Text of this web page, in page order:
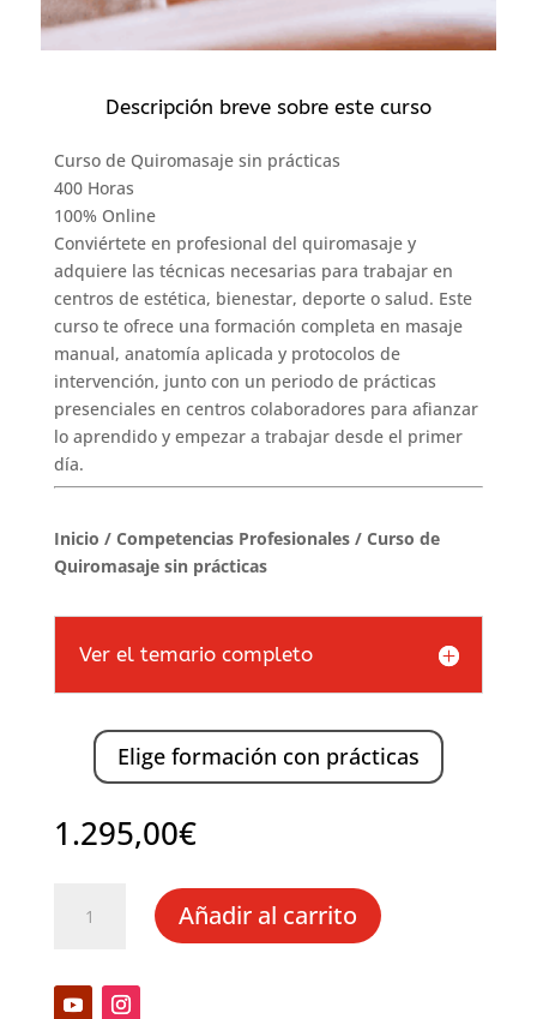
Descripción breve sobre este curso
Curso de Quiromasaje sin prácticas
400 Horas
100% Online
Conviértete en profesional del quiromasaje y
adquiere las técnicas necesarias para trabajar en
centros de estética, bienestar, deporte o salud. Este
curso te ofrece una formación completa en masaje
manual, anatomía aplicada y protocolos de
intervención, junto con un periodo de prácticas
presenciales en centros colaboradores para afianzar
lo aprendido y empezar a trabajar desde el primer
día.
Inicio / Competencias Profesionales/ Curso de
Quiromasaje sin prácticas
Ver el temario completo
Elige formación con prácticas
1.295,00€
prácticas
Añadir al carrito